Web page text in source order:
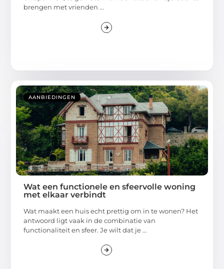
brengen met vrienden ...
AANBIEDINGEN
Wat een functionele en sfeervolle woning
met elkaar verbindt
Wat maakt een huis echt prettig om in te wonen? Het
antwoord ligt vaak in de combinatie van
functionaliteit en sfeer. Je wilt dat je ...